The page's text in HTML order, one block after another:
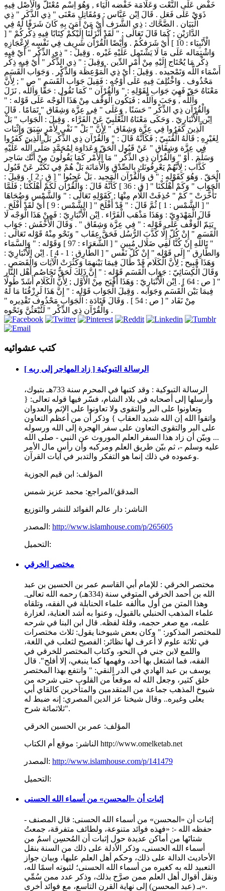
خَفْض عَلَى النَّعْت وَعَلَامَة خَفْضه الْيَاء , وَهُوَ اِسْم مُعْتَلّ وَالْأَصْل فِيهِ
ذَوَيْ عَلَى فَعَل . قَالَ اِبْن عَبَّاس : وَمُقَاتِل مَعْنَى " ذِي الذَّكَر " ذِي
الْبَيَان . الضَّحَّاك : ذِي الشَّرَف أَيْ مَنْ آمَنَ بِهِ كَانَ شَرَفًا لَهُ فِي
الدَّارَيْنِ ; كَمَا قَالَ تَعَالَى : " لَقَدْ أَنْزَلْنَا إِلَيْكُمْ كِتَابًا فِيهِ ذِكْركُمْ " [
الْأَنْبِيَاء : 10 ] أَيْ شَرَفكُمْ . وَأَيْضًا الْقُرْآن شَرِيف فِي نَفْسه لِإِعْجَازِهِ
وَاشْتِمَاله عَلَى مَا لَا يَشْتَمِل عَلَيْهِ غَيْره . وَقِيلَ : " ذِي الذِّكْر " أَيْ فِيهِ
ذِكْر مَا يُحْتَاج إِلَيْهِ مِنْ أَمْر الدِّين . وَقِيلَ : " ذِي الذِّكْر " أَيْ فِيهِ ذِكْر
أَسْمَاء اللَّه وَتَمْجِيده . وَقِيلَ : أَيْ ذِي الْمَوْعِظَة وَالذِّكْر . وَجَوَاب الْقَسَم
مَحْذُوف . وَاخْتُلِفَ فِيهِ عَلَى أَوْجُه : فَقِيلَ جَوَاب الْقَسَم " ص " ; لِأَنَّ
مَعْنَاهُ حَقّ فَهِيَ جَوَاب لِقَوْلِهِ : " وَالْقُرْآن " كَمَا تَقُول : حَقًّا وَاَللَّه , نَزَلَ
وَاَللَّه , وَجَبَ وَاَللَّه ; فَيَكُون الْوَقْف مِنْ هَذَا الْوَجْه عَلَى قَوْله : "
وَالْقُرْآن ذِي الذِّكْر " حَسَنًا , وَعَلَى " فِي عِزَّة وَشِقَاق " تَمَامًا . قَالَ
اِبْن الْأَنْبَارِيّ . وَحَكَى مَعْنَاهُ الثَّعْلَبِيّ عَنْ الْفَرَّاء . وَقِيلَ : الْجَوَاب " بَلْ
الَّذِينَ كَفَرُوا فِي عِزَّة وَشِقَاق " لِأَنَّ " بَلْ " نَفْي لِأَمْرٍ سَبَقَ وَإِثْبَات
لِغَيْرِهِ ; قَالَهُ الْقُتَبِيّ ; فَكَأَنَّهُ قَالَ : " وَالْقُرْآن ذِي الذِّكْر بَلْ الَّذِينَ كَفَرُوا
فِي عِزَّة وَشِقَاق " عَنْ قَبُول الْحَقّ وَعَدَاوَة لِمُحَمَّدٍ صَلَّى اللَّه عَلَيْهِ
وَسَلَّمَ . أَوْ " وَالْقُرْآن ذِي الذِّكْر " مَا الْأَمْر كَمَا يَقُولُونَ مِنْ أَنَّك سَاحِر
كَذَّاب ; لِأَنَّهُمْ يَعْرِفُونَك بِالصِّدْقِ وَالْأَمَانَة بَلْ هُمْ فِي تَكَبُّر عَنْ قَبُول
الْحَقّ . وَهُوَ كَقَوْلِهِ : " ق وَالْقُرْآن الْمَجِيد . بَلْ عَجِبُوا " [ قِ : 2 ] . وَقِيلَ :
الْجَوَاب " وَكَمْ أَهْلَكْنَا " [ قِ : 36 ] كَأَنَّهُ قَالَ : وَالْقُرْآن لَكَمْ أَهْلَكْنَا ; فَلَمَّا
تَأَخَّرَتْ " كَمْ " حُذِفَتْ اللَّام مِنْهَا ; كَقَوْلِهِ تَعَالَى : " وَالشَّمْس وَضُحَاهَا
" [ الشَّمْس : 1 ] ثُمَّ قَالَ : " قَدْ أَفْلَحَ " [ الشَّمْس : 9 ] أَيْ لَقَدْ أَفْلَحَ .
قَالَ الْمَهْدَوِيّ : وَهَذَا مَذْهَب الْفَرَّاء . اِبْن الْأَنْبَارِيّ : فَمِنْ هَذَا الْوَجْه لَا
يَتِمّ الْوَقْف عَلَى قَوْله : " فِي عِزَّة وَشِقَاق " . وَقَالَ الْأَخْفَش : جَوَاب
الْقَسَم " إِنْ كُلّ إِلَّا كَذَّبَ الرُّسُل فَحَقَّ عِقَاب " وَنَحْو مِنْهُ قَوْله تَعَالَى :
" تَاللَّهِ إِنْ كُنَّا لَفِي ضَلَال مُبِين " [ الشُّعَرَاء : 97 ] وَقَوْله : " وَالسَّمَاء
وَالطَّارِق " إِلَى قَوْله " إِنْ كُلّ نَفْس " [ الطَّارِق : 1 - 4 ] . اِبْن الْأَنْبَارِيّ :
وَهَذَا قَبِيح ; لِأَنَّ الْكَلَام قَدْ طَالَ فِيمَا بَيْنهمَا وَكَثُرَتْ الْآيَات وَالْقَصَص .
وَقَالَ الْكِسَائِيّ : جَوَاب الْقَسَم قَوْله : " إِنَّ ذَلِكَ لَحَقٌّ تَخَاصُم أَهْل النَّار
" [ ص : 64 ] . اِبْن الْأَنْبَارِيّ : وَهَذَا أَقْبَح مِنْ الْأَوَّل ; لِأَنَّ الْكَلَام أَشَدّ طُولًا
فِيمَا بَيْن الْقَسَم وَجَوَابه . وَقِيلَ الْجَوَاب قَوْله : " إِنَّ هَذَا لَرِزْقُنَا مَا لَهُ
مِنْ نَفَاد " [ ص : 54 ] . وَقَالَ قَتَادَة : الْجَوَاب مَحْذُوف تَقْدِيره "
وَالْقُرْآن ذِي الذِّكْر " لَتُبْعَثُنَّ وَنَحْوه .
كتب عشوائيه
الرسالة التبوكية [ زاد المهاجر إلى ربه ]
الرسالة التبوكية : وقد كتبها في المحرم سنة 733هـ بتبوك،
وأرسلها إلى أصحابه في بلاد الشام، فسّر فيها قوله تعالى: {
وتعاونوا على البر والتقوى ولا تعاونوا على الإثم والعدوان
واتقوا الله إن الله شديد العقاب } وذكر أن من أعظم التعاون
على البر والتقوى التعاون على سفر الهجرة إلى الله ورسوله
... وبيّن أن زاد هذا السفر العلم الموروث عن النبي - صلى الله
عليه وسلم -، ثم بيّن طريق العلم ومركبه وأن رأس مال الأمر
وعموده في ذلك إنما هو التفكر والتدبر في آيات القرآن.
المؤلف: ابن قيم الجوزية
المدقق/المراجع: محمد عزيز شمس
الناشر: دار عالم الفوائد للنشر والتوزيع
المصدر: http://www.islamhouse.com/p/265605
التحميل:
مختصر الخرقي
مختصر الخرقي : للإمام أبي القاسم عمر بن الحسين بن عبد
الله بن أحمد الخرقي المتوفي سنة (334هـ) رحمه الله تعالى.
وهذا المتن من أول ماألفه علماء الحنابلة في الفقه، وتلقاه
علماء المذهب الحنبلي بالقبول، وعنوا به أشد العناية، لغزارة
علمه، مع صغر حجمه، وقلة لفظه. قال ابن البنا في شرحه
للمختصر المذكور: " وكان بعض شيوخنا يقول: ثلاث مختصرات
في ثلاثة علوم لا أعرف لها نظائر: الفصيح لثعلب في اللغة،
واللمع لابن جني في النحو، وكتاب المختصر للخرقي في
الفقه، فما اشتغل بها أحد، وفهمها كما ينبغي، إلا أفلح". قال
يوسف بن عبد الهادي في الدر النقي: " وانتفع بهذا المختصر
خلق كثير، وجعل الله له موقعاً من القلوب حتى شرحه من
شيوخ المذهب جماعة من المتقدمين والمتأخرين كالقاي أبي
يعلى وغيره.. وقال شيخنا عز الدين المصري: إنه ضبط له
ثلاثمائة شرح".
المؤلف: عمر بن الحسين الخرقي
الناشر: موقع أم الكتاب http://www.omelketab.net
المصدر: http://www.islamhouse.com/p/141479
التحميل:
إثبات أن «المحسن» من أسماء الله الحسنى
إثبات أن «المحسن» من أسماء الله الحسنى: قال المصنف -
حفظه الله -: «فهذه فوائد متنوعة، ولطائف متفرقة، جمعتُ
شتاتَها من أماكن عديدة حول إثبات أن المُحسِن اسمٌ من
أسماء الله الحسنى، وذكر الأدلة على ذلك من السنة بنقل
الأحاديث الدالة على ذلك، وحكم أهل العلم عليها، وبيان جواز
التعبيد لله به كغيره من أسماء الله الحسنى؛ لثبوته اسمًا لله،
ونقل أقوال أهل العلم ممن صرَّح بذلك، وذكر عدد ممن سُمِّي
بـ (عبد المحسن) إلى نهاية القرن التاسع، مع فوائد أخرى».